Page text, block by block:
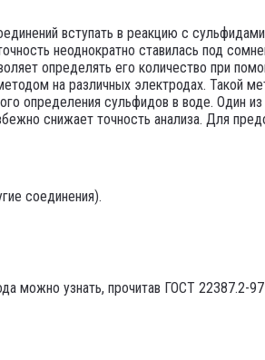
вступать в реакцию с
неоднократно ставилась под
определять его количество при
на различных электродах. Такой
определения сульфидов в воде. Один
снижает точность анализа. Для
соединения).
можно узнать, прочитав ГОСТ 22387.2-